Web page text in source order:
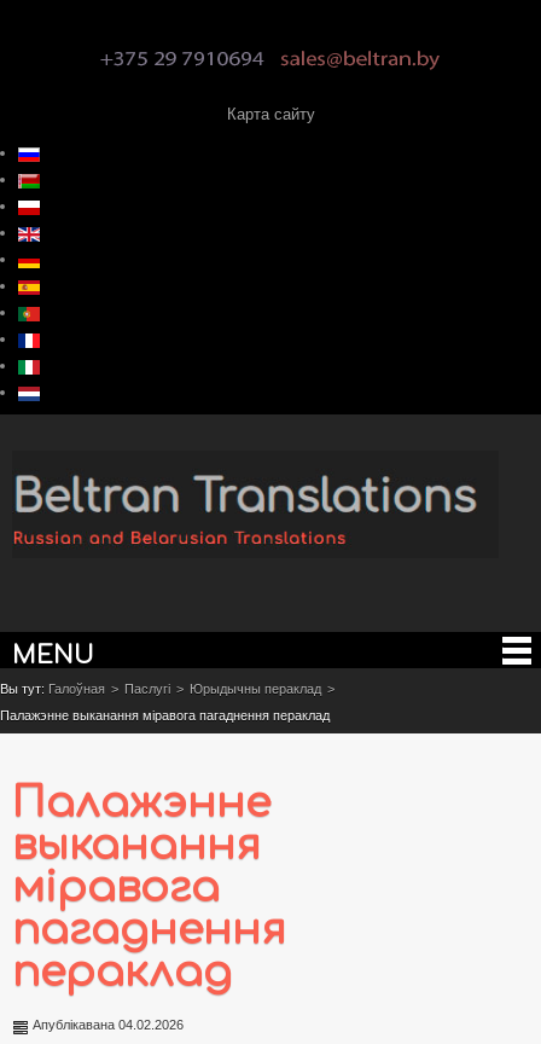
Карта сайту
MENU
Вы тут: Галоўная > Паслугі > Юрыдычны пераклад >
Палажэнне выканання міравога пагаднення пераклад
Палажэнне
выканання
міравога
пагаднення
пераклад
Апублікавана 04.02.2026